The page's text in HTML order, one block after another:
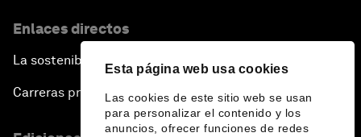
Esta página web usa cookies
Las cookies de este sitio web se usan
para personalizar el contenido y los
anuncios, ofrecer funciones de redes
Enlaces directos
La sostenibilidad en el Foro
Carreras profesionales